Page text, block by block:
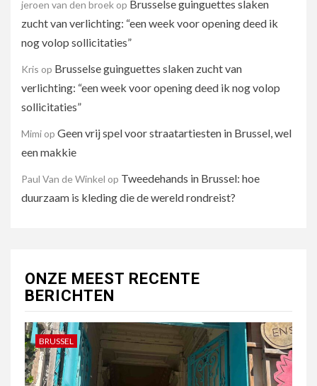
jeroen van den broek op Brusselse guinguettes slaken
zucht van verlichting: “een week voor opening deed ik
nog volop sollicitaties”
Kris op Brusselse guinguettes slaken zucht van
verlichting: “een week voor opening deed ik nog volop
sollicitaties”
Mimi op Geen vrij spel voor straatartiesten in Brussel, wel
een makkie
Paul Van de Winkel op Tweedehands in Brussel: hoe
duurzaam is kleding die de wereld rondreist?
ONZE MEEST RECENTE
BERICHTEN
BRUSSEL